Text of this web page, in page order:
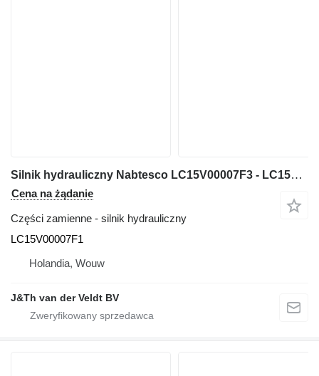
Silnik hydrauliczny Nabtesco LC15V00007F3 - LC15V00007F1 do koparki SK330LC SK330-6E
Cena na żądanie
Części zamienne - silnik hydrauliczny
LC15V00007F1
Holandia, Wouw
J&Th van der Veldt BV